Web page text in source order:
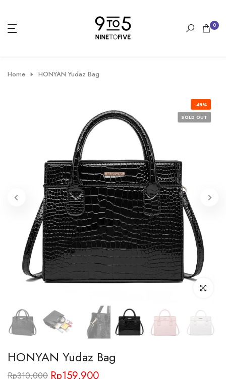
to
content
0
Home HONYAN Yudaz Bag
-48%
SOLD OUT
Click to
HONYAN Yudaz Bag
Rp310,000 Rp159,900